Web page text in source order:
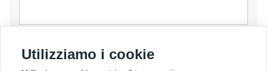
presentare
Utilizziamo i cookie